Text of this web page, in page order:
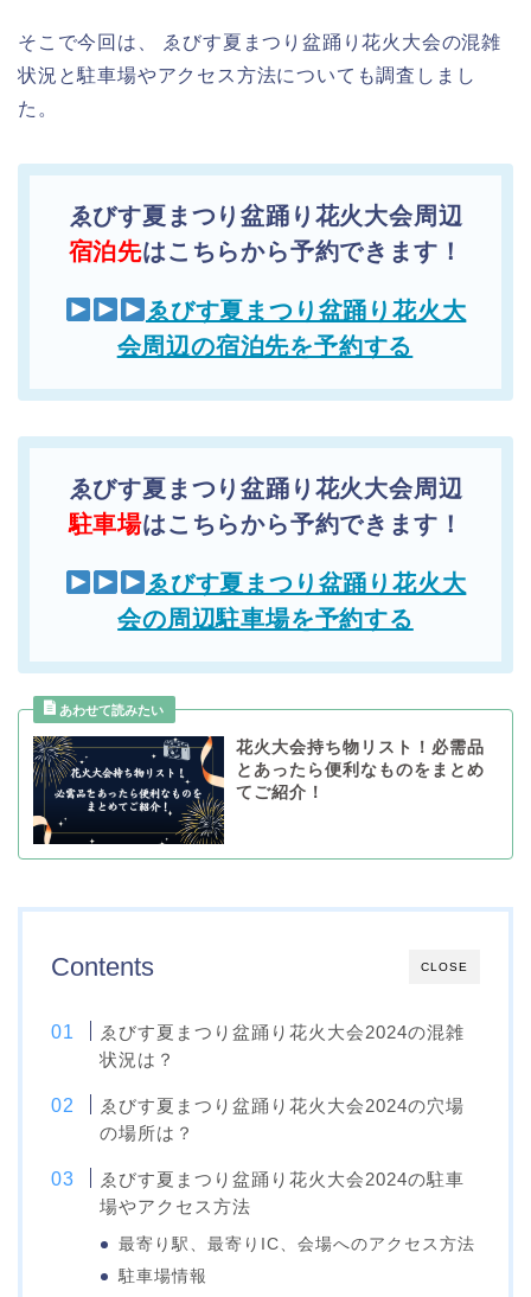
そこで今回は、 ゑびす夏まつり盆踊り花火大会の混雑
状況と駐車場やアクセス方法についても調査しまし
た。
ゑびす夏まつり盆踊り花火大会周辺
宿泊先はこちらから予約できます！
ゑびす夏まつり盆踊り花火大
会周辺の宿泊先を予約する
ゑびす夏まつり盆踊り花火大会周辺
駐車場はこちらから予約できます！
ゑびす夏まつり盆踊り花火大
会の周辺駐車場を予約する
花火大会持ち物リスト！必需品
とあったら便利なものをまとめ
てご紹介！
CLOSE
Contents
ゑびす夏まつり盆踊り花火大会2024の混雑
状況は？
ゑびす夏まつり盆踊り花火大会2024の穴場
の場所は？
ゑびす夏まつり盆踊り花火大会2024の駐車
場やアクセス方法
最寄り駅、最寄りIC、会場へのアクセス方法
駐車場情報